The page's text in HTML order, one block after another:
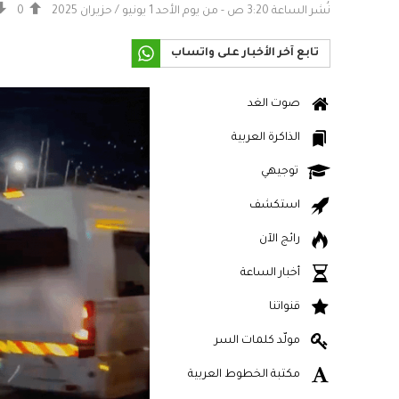
نُشر الساعة 3:20 ص - من يوم الأحد 1 يونيو / حزيران 2025 0
تابع آخر الأخبار على واتساب
صوت الغد
الذاكرة العربية
توجيهي
استكشف
رائج الآن
أخبار الساعة
قنواتنا
مولّد كلمات السر
مكتبة الخطوط العربية